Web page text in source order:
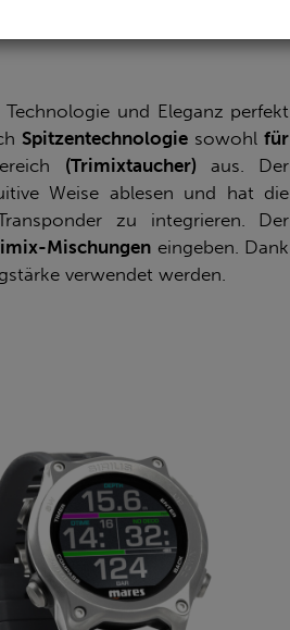
und Eleganz perfekt
Spitzentechnologie sowohlfür
(Trimixtaucher) aus. Der
Weise ablesen und hat die
zu integrieren. Der
Mischungen eingeben. Dank
verwendet werden.